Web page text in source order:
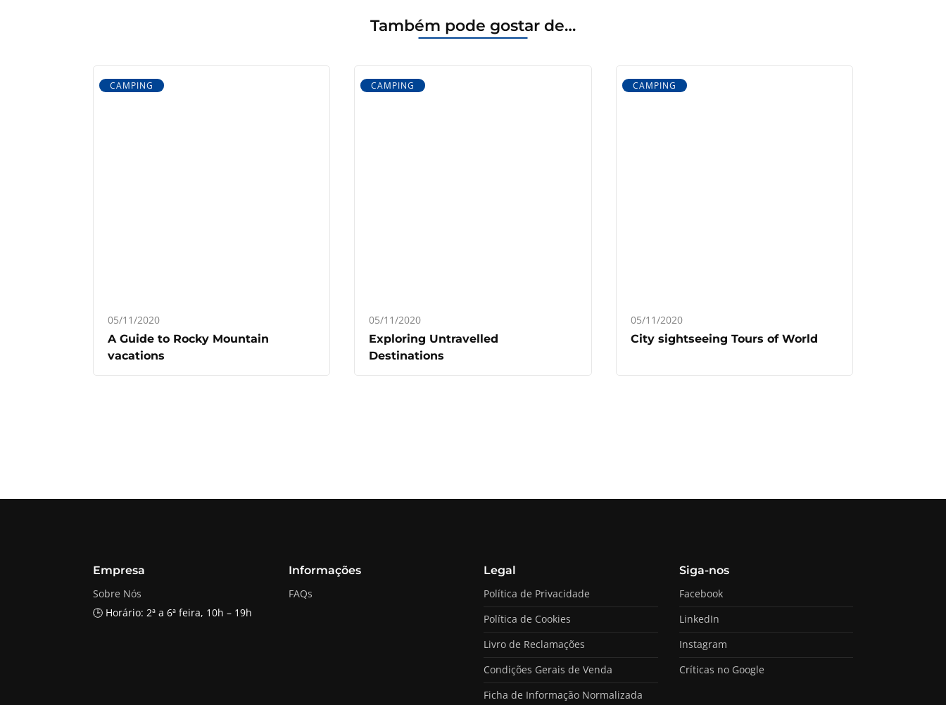
Também pode gostar de…
CAMPING
05/11/2020
A Guide to Rocky Mountain
vacations
CAMPING
05/11/2020
Exploring Untravelled
Destinations
CAMPING
05/11/2020
City sightseeing Tours of World
Empresa
Sobre Nós
🕒 Horário: 2ª a 6ª feira, 10h – 19h
Informações
FAQs
Legal
Política de Privacidade
Política de Cookies
Livro de Reclamações
Condições Gerais de Venda
Ficha de Informação Normalizada
Siga-nos
Facebook
LinkedIn
Instagram
Críticas no Google